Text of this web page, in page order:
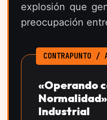
explosión que
preocupación
CONTRAPUNTO /
«Operando
Industrial